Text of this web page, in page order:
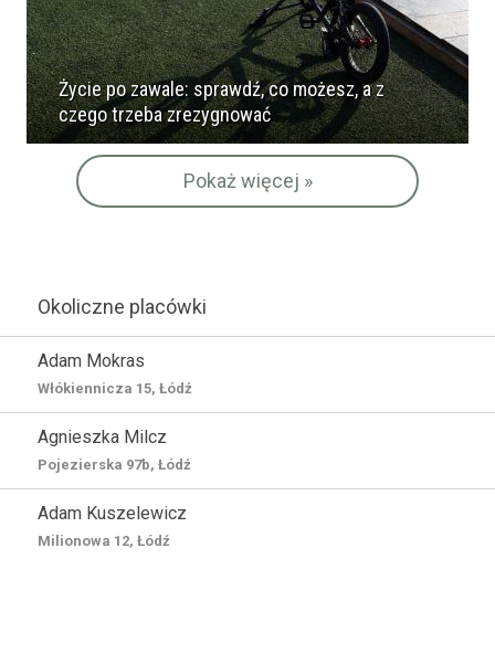
Życie po zawale: sprawdź, co możesz, a z
czego trzeba zrezygnować
Pokaż więcej »
Okoliczne placówki
Adam Mokras
Włókiennicza 15, Łódź
Agnieszka Milcz
Pojezierska 97b, Łódź
Adam Kuszelewicz
Milionowa 12, Łódź